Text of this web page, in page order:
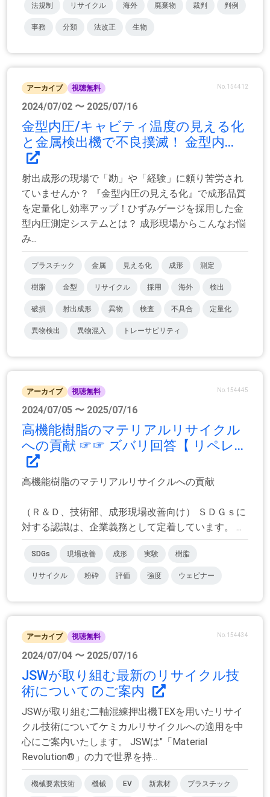
法規制 リサイクル 海外 廃棄物 裁判 判例
事務 分類 法改正 生物
アーカイブ 視聴無料 No.154412
2024/07/02 〜 2025/07/16
金型内圧/キャビティ温度の見える化
と金属検出機で不良撲滅！ 金型内...
射出成形の現場で「勘」や「経験」に頼り苦労され
ていませんか？ 『金型内圧の見える化』で成形品質
を定量化し効率アップ！ひずみゲージを採用した金
型内圧測定システムとは？ 成形現場からこんなお悩
み...
プラスチック 金属 見える化 成形 測定
樹脂 金型 リサイクル 採用 海外 検出
破損 射出成形 異物 検査 不具合 定量化
異物検出 異物混入 トレーサビリティ
アーカイブ 視聴無料 No.154445
2024/07/05 〜 2025/07/16
高機能樹脂のマテリアルリサイクル
への貢献 ☞☞ ズバリ回答【 リペレ...
高機能樹脂のマテリアルリサイクルへの貢献
（Ｒ＆Ｄ、技術部、成形現場改善向け） ＳＤＧｓに
対する認識は、企業義務として定着しています。 ...
SDGs 現場改善 成形 実験 樹脂
リサイクル 粉砕 評価 強度 ウェビナー
アーカイブ 視聴無料 No.154434
2024/07/04 〜 2025/07/16
JSWが取り組む最新のリサイクル技
術についてのご案内
JSWが取り組む二軸混練押出機TEXを用いたリサイ
クル技術についてケミカルリサイクルへの適用を中
心にご案内いたします。 JSWは"「Material
Revolution®」の力で世界を持...
機械要素技術 機械 EV 新素材 プラスチック